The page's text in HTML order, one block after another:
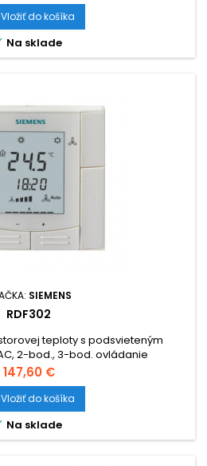
Vložiť do košíka
Na sklade
SIEMENS
RDF302
teploty s podsvieteným
2-bod., 3-bod. ovládanie
Cena
147,60 €
Vložiť do košíka
Na sklade